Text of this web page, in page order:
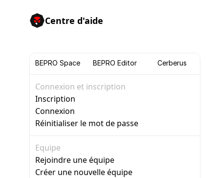
Centre d'aide
BEPRO Space BEPRO Editor Cerberus
Connexion et inscription
Inscription
Connexion
Réinitialiser le mot de passe
Equipe
Rejoindre une équipe
Créer une nouvelle équipe